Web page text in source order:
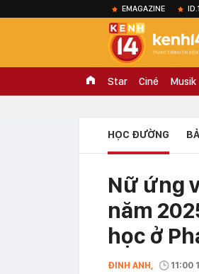
EMAGAZINE
Star Ciné Musik
HỌC ĐƯỜNG
Nữ ứng
năm
học ở
ĐINH ANH, 11:00